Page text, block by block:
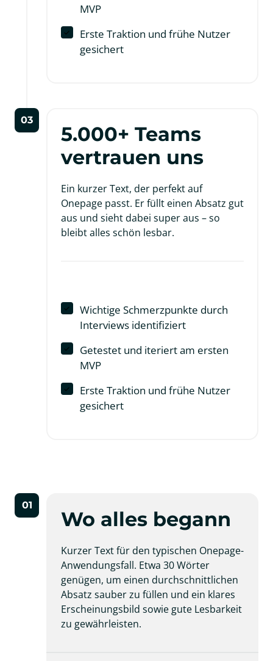
MVP
Erste Traktion und frühe Nutzer
gesichert
03
5.000+ Teams
vertrauen uns
Ein kurzer Text, der perfekt auf
Onepage passt. Er füllt einen Absatz gut
aus und sieht dabei super aus – so
bleibt alles schön lesbar.
Wichtige Schmerzpunkte durch
Interviews identifiziert
Getestet und iteriert am ersten
MVP
Erste Traktion und frühe Nutzer
gesichert
01
Wo alles begann
Kurzer Text für den typischen Onepage-
Anwendungsfall. Etwa 30 Wörter
genügen, um einen durchschnittlichen
Absatz sauber zu füllen und ein klares
Erscheinungsbild sowie gute Lesbarkeit
zu gewährleisten.